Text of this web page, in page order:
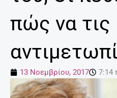
πώς να τις
13 Νοεμβρίου, 2017 7:14